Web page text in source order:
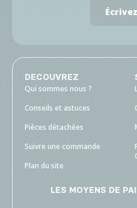
DECOUVREZ
Qui sommes nous ?
Conseils et astuces
Pièces détachées
Suivre une commande
Plan du site
LES MOYENS DE